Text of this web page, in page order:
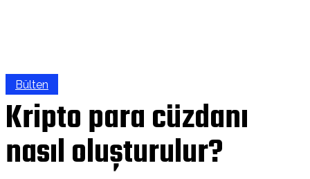
Bülten
Kripto para cüzdanı
nasıl oluşturulur?